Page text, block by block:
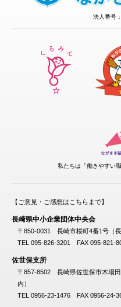
法人番号
私たちは「働きやすい
【ご意見・ご感想はこちらまで】
長崎県中小企業団体中央会
〒850-0031 長崎市桜町4番1号（長
TEL 095-826-3201 FAX 095-821-
佐世保支所
〒857-8502 長崎県佐世保市木場
内）
TEL 0956-23-1476 FAX 0956-24-